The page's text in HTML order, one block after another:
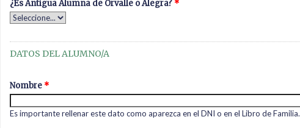
¿Es Antigua Alumna de Orvalle o Alegra? *
DATOS DEL ALUMNO/A
Nombre *
Es importante rellenar este dato como aparezca en el DNI o en el Libro de Familia.